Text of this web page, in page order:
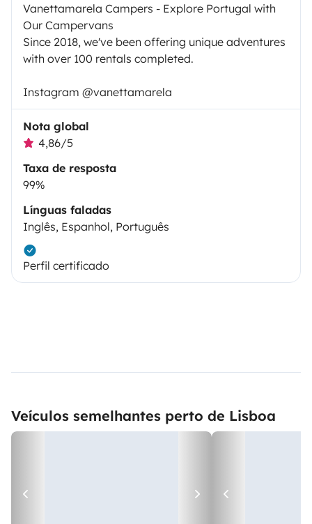
Vanettamarela Campers - Explore Portugal with
Our Campervans
Since 2018, we've been offering unique adventures
with over 100 rentals completed.
Instagram @vanettamarela
Nota global
4,86/5
Taxa de resposta
99%
Línguas faladas
Inglês, Espanhol, Português
Perfil certificado
Veículos semelhantes perto de Lisboa